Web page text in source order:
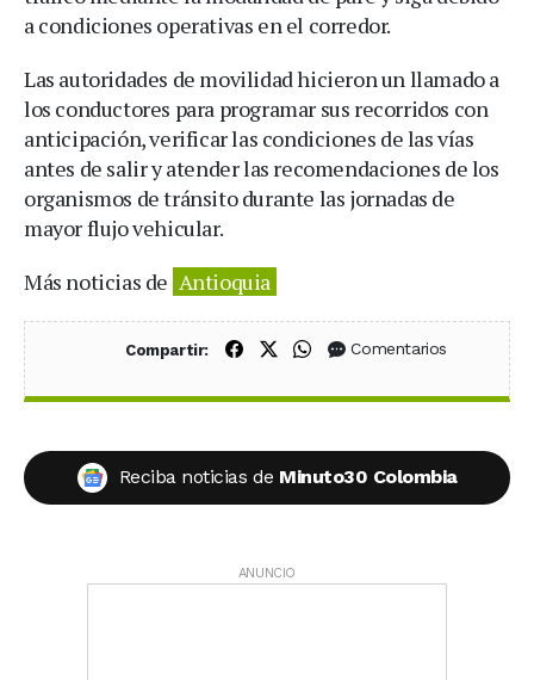
a condiciones operativas en el corredor.
Las autoridades de movilidad hicieron un llamado a
los conductores para programar sus recorridos con
anticipación, verificar las condiciones de las vías
antes de salir y atender las recomendaciones de los
organismos de tránsito durante las jornadas de
mayor flujo vehicular.
Más noticias de Antioquia
Compartir: Compartir en Facebook
Compartir en X (Twitter)
Compartir en WhatsApp
Comentarios
Reciba noticias de Minuto30 Colombia
ANUNCIO